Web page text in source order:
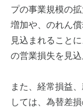
プの事業規模の
増加や、のれん
見込まれること
の営業損失を見込
また、経常損益
しては、為替差